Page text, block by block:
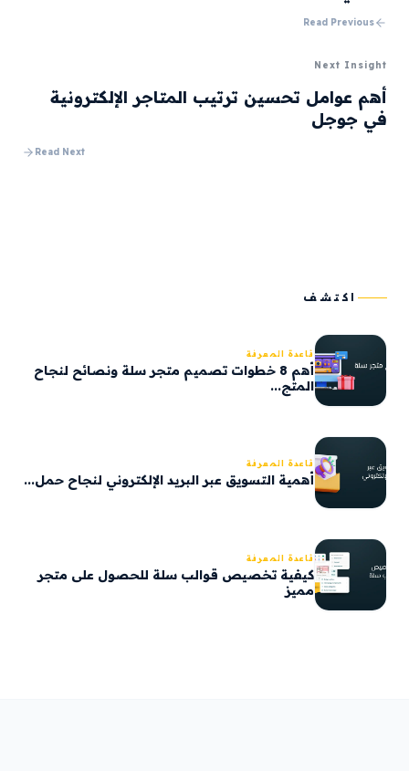
Read Previous
Next Insight
أهم عوامل تحسين ترتيب المتاجر الإلكترونية
في جوجل
Read Next
اكتشف
قاعدة المعرفة
أهم 8 خطوات تصميم متجر سلة ونصائح لنجاح
المتج...
قاعدة المعرفة
أهمية التسويق عبر البريد الإلكتروني لنجاح حمل...
قاعدة المعرفة
كيفية تخصيص قوالب سلة للحصول على متجر
مميز